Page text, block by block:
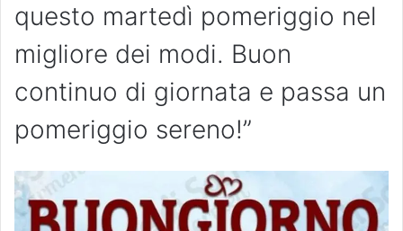
questo martedì pomeriggio nel
migliore dei modi. Buon
continuo di giornata e passa un
pomeriggio sereno!”